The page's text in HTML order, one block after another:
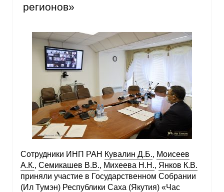
регионов»
Сотрудники ИНП РАН Кувалин Д.Б., Моисеев
А.К., Семикашев В.В., Михеева Н.Н., Янков К.В.
приняли участие в Государственном Собрании
(Ил Тумэн) Республики Саха (Якутия) «Час